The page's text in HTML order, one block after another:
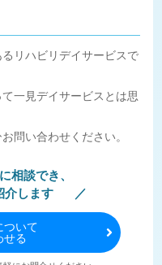
リハビリデイサービスで
一見デイサービスとは思
問い合わせください。
相談でき、
介します
ついて
せる